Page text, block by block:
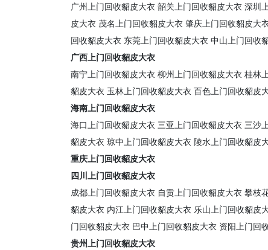
广州上门回收貂皮大衣 韶关上门回收貂皮大衣 深圳
皮大衣 茂名上门回收貂皮大衣 肇庆上门回收貂皮大
回收貂皮大衣 东莞上门回收貂皮大衣 中山上门回收
广西上门回收貂皮大衣
南宁上门回收貂皮大衣 柳州上门回收貂皮大衣 桂林
貂皮大衣 玉林上门回收貂皮大衣 百色上门回收貂皮
海南上门回收貂皮大衣
海口上门回收貂皮大衣 三亚上门回收貂皮大衣 三沙
貂皮大衣 琼中上门回收貂皮大衣 陵水上门回收貂皮
重庆上门回收貂皮大衣
四川上门回收貂皮大衣
成都上门回收貂皮大衣 自贡上门回收貂皮大衣 攀枝
貂皮大衣 内江上门回收貂皮大衣 乐山上门回收貂皮
门回收貂皮大衣 巴中上门回收貂皮大衣 资阳上门回
贵州上门回收貂皮大衣